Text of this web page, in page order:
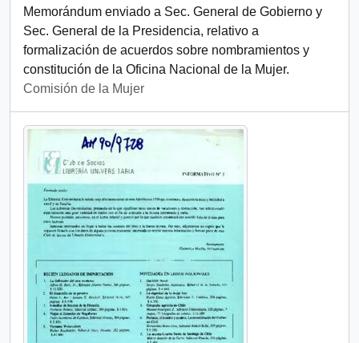
Memorándum enviado a Sec. General de Gobierno y
Sec. General de la Presidencia, relativo a
formalización de acuerdos sobre nombramientos y
constitución de la Oficina Nacional de la Mujer.
Comisión de la Mujer